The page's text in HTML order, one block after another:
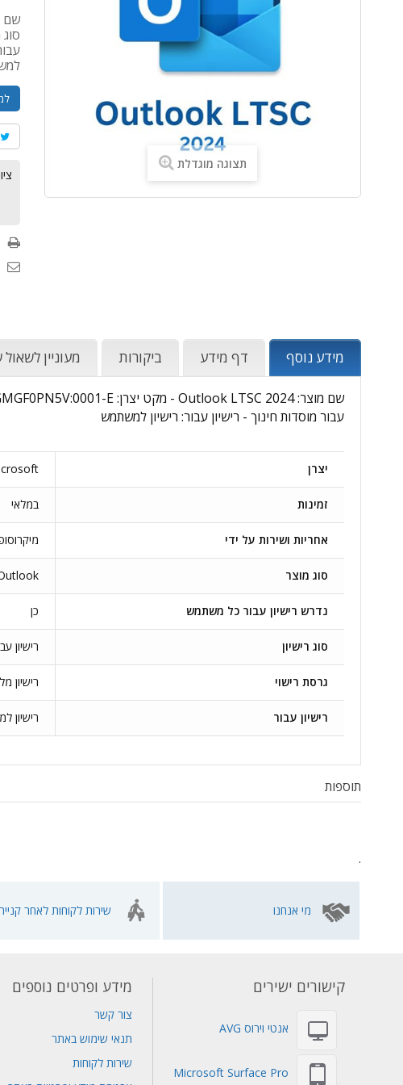
תצוגה מוגדלת
מידע נוסף דף מידע ביקורות מעוניין
עבור מוסדות חינוך - רישיון עבור: רישיון למשתמש
יצרן
זמינות במלאי
אחריות ושירות על ידי מיקרוסופט |
סוג מוצר
נדרש רישיון עבור כל משתמש כן
סוג רישיון רישיון
גרסת רישוי רישיון
רישיון עבור רישיון
תוספות
.
מי אנחנו שירות לקוחות לאחר
קישורים ישירים
אנטי וירוס AVG
Microsoft Surface Pro
מידע ופרטים נוספים
צור קשר
תנאי שימוש באתר
שירות לקוחות